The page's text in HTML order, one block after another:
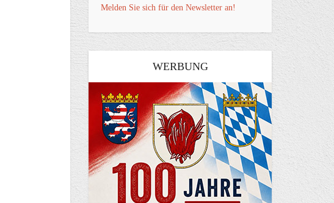
Melden Sie sich für den Newsletter an!
WERBUNG